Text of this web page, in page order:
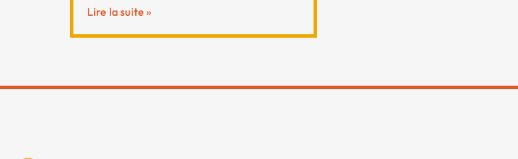
Lire la suite »